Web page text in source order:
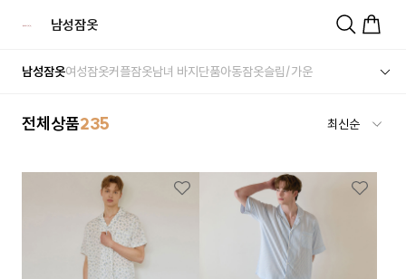
남성잠옷
남성잠옷여성잠옷커플잠옷남녀 바지단품아동잠옷슬립/가운
전체상품235